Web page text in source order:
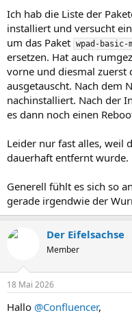
Ich hab die Liste der
installiert und versucht
um das Paket wpad-basic-
ersetzen. Hat auch
vorne und diesmal zuerst
ausgetauscht. Nach dem
nachinstalliert. Nach der
es dann noch einen
Leider nur fast alles, weil
dauerhaft entfernt wurde.
Generell fühlt es sich so
gerade irgendwie der
Der Eifelsachse
Member
18 Mai 2026
Hallo @Confluencer,